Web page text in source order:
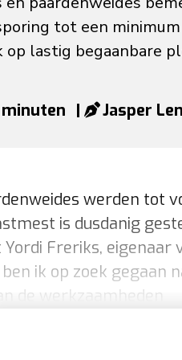
tot een
lastig begaanbare
| Jasper
werden tot
is dusdanig
Yordi Freriks,
ben ik op zoek
de werkzaamheden